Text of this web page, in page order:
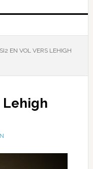
EN VOL VERS LEHIGH
Lehigh